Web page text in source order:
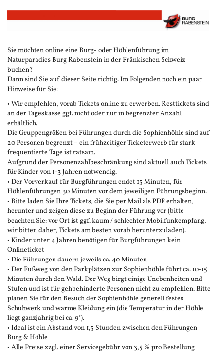
Zum
Haupt-
Sie möchten online eine Burg- oder Höhlenführung im
Naturparadies Burg Rabenstein in der Fränkischen Schweiz
buchen?
Dann sind Sie auf dieser Seite richtig. Im Folgenden noch ein paar
Hinweise für Sie:
• Wir empfehlen, vorab Tickets online zu erwerben. Resttickets sind
an der Tageskasse ggf. nicht oder nur in begrenzter Anzahl
erhältlich.
Die Gruppengrößen bei Führungen durch die Sophienhöhle sind auf
20 Personen begrenzt – ein frühzeitiger Ticketerwerb für stark
frequentierte Tage ist ratsam.
Aufgrund der Personenzahlbeschränkung sind aktuell auch Tickets
für Kinder von 1-3 Jahren notwendig.
• Der Vorverkauf für Burgführungen endet 15 Minuten, für
Höhlenführungen 30 Minuten vor dem jeweiligen Führungsbeginn.
• Bitte laden Sie Ihre Tickets, die Sie per Mail als PDF erhalten,
herunter und zeigen diese zu Beginn der Führung vor (bitte
beachten Sie: vor Ort ist ggf. kaum / schlechter Mobilfunkempfang,
wir bitten daher, Tickets am besten vorab herunterzuladen).
• Kinder unter 4 Jahren benötigen für Burgführungen kein
Onlineticket
• Die Führungen dauern jeweils ca. 40 Minuten
• Der Fußweg von den Parkplätzen zur Sophienhöhle führt ca. 10-15
Minuten durch den Wald. Der Weg birgt einige Unebenheiten und
Stufen und ist für gehbehinderte Personen nicht zu empfehlen. Bitte
planen Sie für den Besuch der Sophienhöhle generell festes
Schuhwerk und warme Kleidung ein (die Temperatur in der Höhle
liegt ganzjährig bei ca. 9°).
• Ideal ist ein Abstand von 1,5 Stunden zwischen den Führungen
Burg & Höhle
• Alle Preise zzgl. einer Servicegebühr von 3,5 % pro Bestellung